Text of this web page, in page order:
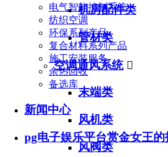
电气智能控制系统
纺织空调
环保系列产品
复合材料系列产品
施工安装服务
余热回收
备选库
新闻中心
pg电子娱乐平台赏金女王
机房配件类
管材类
空调通风系统 
末端类
风机类
风阀类